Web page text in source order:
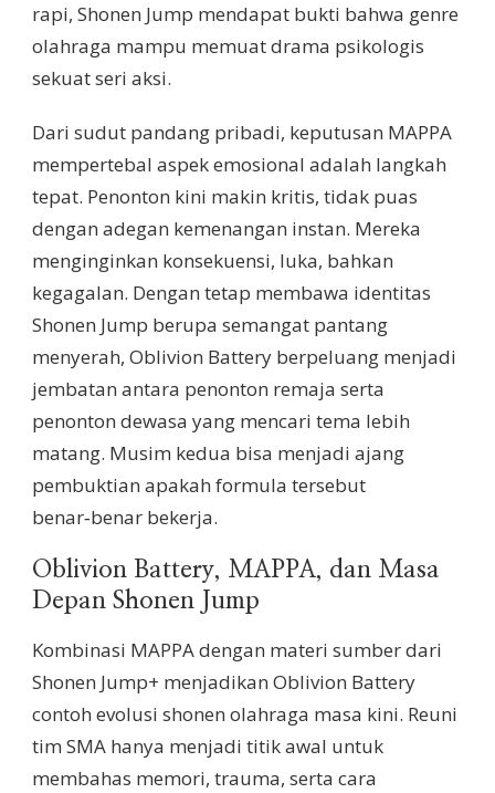
rapi, Shonen Jump mendapat bukti bahwa genre
olahraga mampu memuat drama psikologis
sekuat seri aksi.
Dari sudut pandang pribadi, keputusan MAPPA
mempertebal aspek emosional adalah langkah
tepat. Penonton kini makin kritis, tidak puas
dengan adegan kemenangan instan. Mereka
menginginkan konsekuensi, luka, bahkan
kegagalan. Dengan tetap membawa identitas
Shonen Jump berupa semangat pantang
menyerah, Oblivion Battery berpeluang menjadi
jembatan antara penonton remaja serta
penonton dewasa yang mencari tema lebih
matang. Musim kedua bisa menjadi ajang
pembuktian apakah formula tersebut
benar‑benar bekerja.
Oblivion Battery, MAPPA, dan Masa
Depan Shonen Jump
Kombinasi MAPPA dengan materi sumber dari
Shonen Jump+ menjadikan Oblivion Battery
contoh evolusi shonen olahraga masa kini. Reuni
tim SMA hanya menjadi titik awal untuk
membahas memori, trauma, serta cara